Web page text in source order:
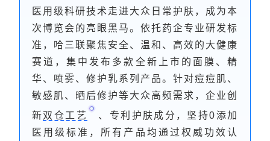
医用级科研技术走进大众日常护肤，成为本
次博览会的亮眼黑马。依托药企专业研发标
准，哈三联聚焦安全、温和、高效的大健康
赛道，集中发布多款全新上市的面膜、精
华、喷雾、修护乳系列产品。针对痘痘肌、
敏感肌、晒后修护等大众高频需求，企业创
新双仓工艺
、专利护肤成分，坚持0添加
医用级标准，所有产品均通过权威功效认